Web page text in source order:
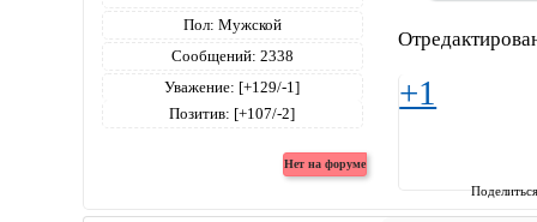
Пол: Мужской
Сообщений: 2338
Уважение: [+129/-1]
Позитив: [+107/-2]
+1